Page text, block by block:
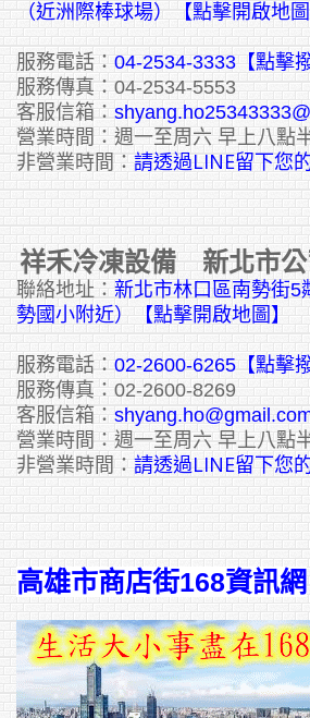
（近洲際棒球場）【點擊開啟地圖
服務電話： 04-2534-3333 【點擊
服務傳真：04-2534-5553
客服信箱：
營業時間：週一至周六 早上八點
非營業時間： 請透過LINE留下您
祥禾冷凍設備 新北市
聯絡地址： 新北市林口區南勢街5
勢國小附近）【點擊開啟地圖】
服務電話： 02-2600-6265 【點擊
服務傳真：02-2600-8269
客服信箱：
營業時間：週一至周六 早上八點
非營業時間： 請透過LINE留下您
高雄市商店街168資訊網